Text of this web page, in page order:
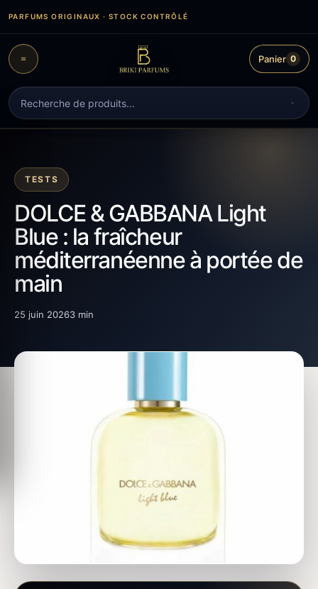
contenu
PARFUMS ORIGINAUX · STOCK CONTRÔLÉ
Recherche
de
produits
Panier 0
TESTS
DOLCE & GABBANA Light
Blue : la fraîcheur
méditerranéenne à portée de
main
25 juin 20263 min